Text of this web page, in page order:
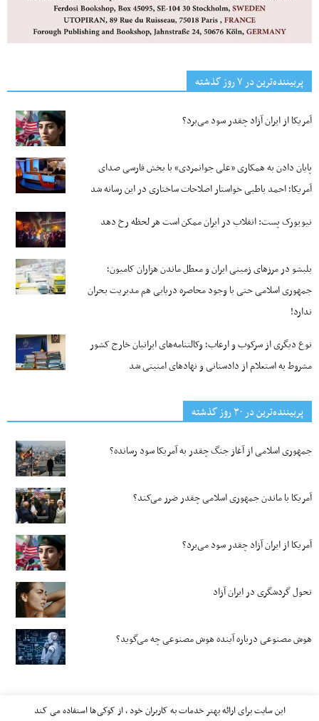
پربیننده‌ترین‌ در ۷ روز گذشته
آمریکا از ایران آزاد چقدر سود می‌برد؟
پایان دادن به همکاری «علی جوانمردی» با بخش فارسی صدای
آمریکا؛ احمد باطبی خواستار اصلاحات ساختاری در این رسانه شد
نیویورک پست: انقلاب در ایران ممکن است هر لحظه رخ دهد
بلبشو در مرزهای زمینی ایران و معطل ماندن هزاران کامیون؛
جمهوری اسلامی حتی با وجود محاصره دریایی هم مدیریت بحران
ندارد!
نوع دیگری از سرکوب و ارعاب؛ وکالتنامه‌های ایرانیان خارج کشور
مشروط به استعلام از دادستانی و نهادهای امنیتی شد
پربیننده‌ترین‌ در ۳۰ روز گذشته
جمهوری اسلامی از آغاز جنگ چقدر به آمریکا سود رسانده؟
آمریکا با ماندن جمهوری اسلامی چقدر ضرر می‌کند؟
آمریکا از ایران آزاد چقدر سود می‌برد؟
تحول گردشگری در ایران آزاد
هوش مصنوعی درباره آینده هوش مصنوعی چه می‌گوید؟
این سایت برای ارائه بهتر خدمات به کاربران خود ، از کوکی‌ها استفاده می کند